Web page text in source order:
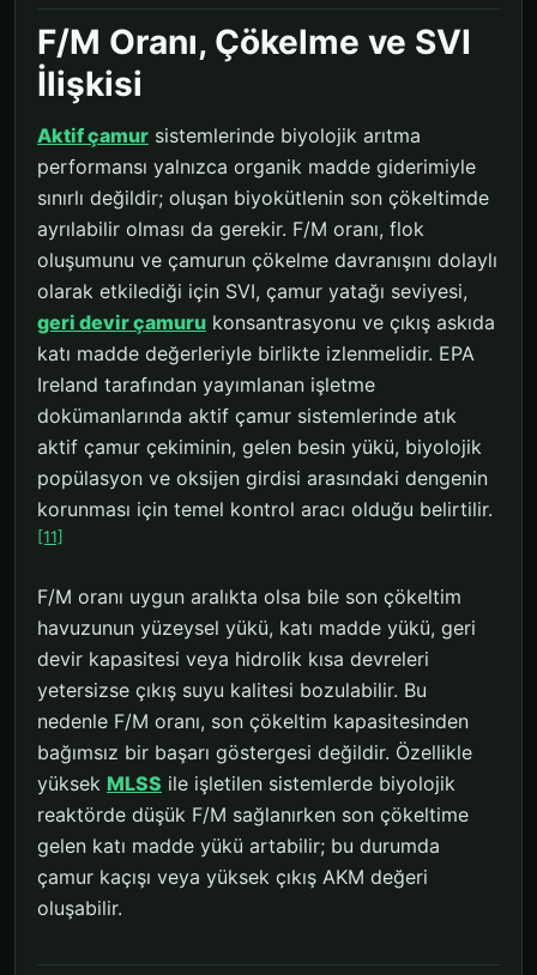
F/M Oranı, Çökelme ve SVI
İlişkisi
Aktif çamur sistemlerinde biyolojik arıtma
performansı yalnızca organik madde giderimiyle
sınırlı değildir; oluşan biyokütlenin son çökeltimde
ayrılabilir olması da gerekir. F/M oranı, flok
oluşumunu ve çamurun çökelme davranışını dolaylı
olarak etkilediği için SVI, çamur yatağı seviyesi,
geri devir çamuru konsantrasyonu ve çıkış askıda
katı madde değerleriyle birlikte izlenmelidir. EPA
Ireland tarafından yayımlanan işletme
dokümanlarında aktif çamur sistemlerinde atık
aktif çamur çekiminin, gelen besin yükü, biyolojik
popülasyon ve oksijen girdisi arasındaki dengenin
korunması için temel kontrol aracı olduğu belirtilir.
[11]
F/M oranı uygun aralıkta olsa bile son çökeltim
havuzunun yüzeysel yükü, katı madde yükü, geri
devir kapasitesi veya hidrolik kısa devreleri
yetersizse çıkış suyu kalitesi bozulabilir. Bu
nedenle F/M oranı, son çökeltim kapasitesinden
bağımsız bir başarı göstergesi değildir. Özellikle
yüksek MLSS ile işletilen sistemlerde biyolojik
reaktörde düşük F/M sağlanırken son çökeltime
gelen katı madde yükü artabilir; bu durumda
çamur kaçışı veya yüksek çıkış AKM değeri
oluşabilir.